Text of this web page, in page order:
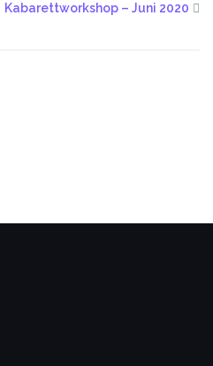
Kabarettworkshop – Juni 2020